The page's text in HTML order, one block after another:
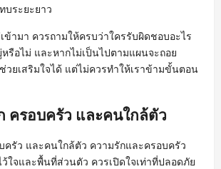
บระยะยาว
ข้ามา ควรถามให้ครบว่าใครรับผิดชอบอะไร
รือไม่ และหากไม่เป็นไปตามแผนจะถอย
วยเสริมใจได้ แต่ไม่ควรทำให้เราข้ามขั้นตอน
ครอบครัว และคนใกล้ตัว
ครัว และคนใกล้ตัว ความรักและครอบครัว
ว้ใจและพื้นที่ส่วนตัว ควรเปิดใจเท่าที่ปลอดภัย